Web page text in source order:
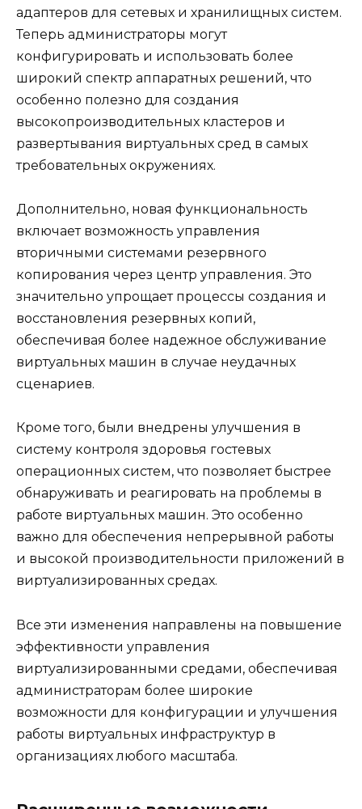
адаптеров для сетевых и хранилищных систем.
Теперь администраторы могут
конфигурировать и использовать более
широкий спектр аппаратных решений, что
особенно полезно для создания
высокопроизводительных кластеров и
развертывания виртуальных сред в самых
требовательных окружениях.
Дополнительно, новая функциональность
включает возможность управления
вторичными системами резервного
копирования через центр управления. Это
значительно упрощает процессы создания и
восстановления резервных копий,
обеспечивая более надежное обслуживание
виртуальных машин в случае неудачных
сценариев.
Кроме того, были внедрены улучшения в
систему контроля здоровья гостевых
операционных систем, что позволяет быстрее
обнаруживать и реагировать на проблемы в
работе виртуальных машин. Это особенно
важно для обеспечения непрерывной работы
и высокой производительности приложений в
виртуализированных средах.
Все эти изменения направлены на повышение
эффективности управления
виртуализированными средами, обеспечивая
администраторам более широкие
возможности для конфигурации и улучшения
работы виртуальных инфраструктур в
организациях любого масштаба.